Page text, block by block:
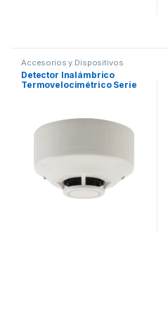
Accesorios y Dispositivos
Direccionables, Detección de
Fuego
Detector Inalámbrico
Termovelocimétrico Serie